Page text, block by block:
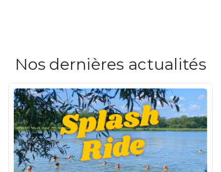
Nos dernières actualités